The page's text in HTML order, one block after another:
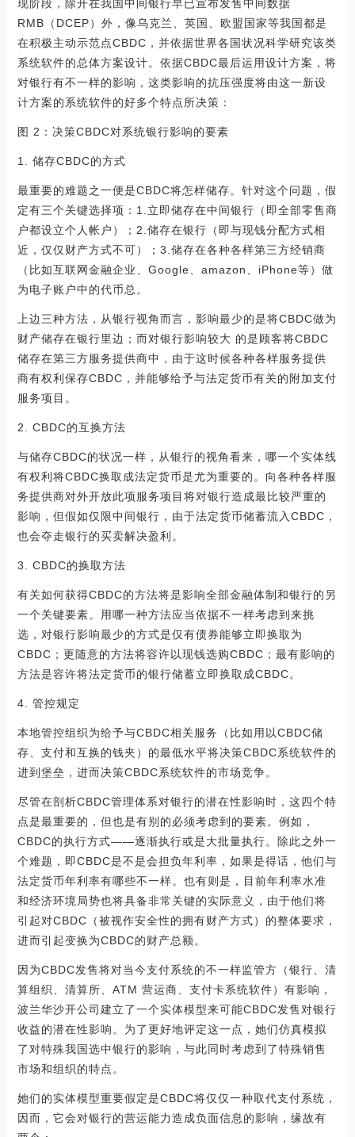
现阶段，除开在我国中间银行早已宣布发售中间数据
RMB（DCEP）外，像乌克兰、英国、欧盟国家等我国都是
在积极主动示范点CBDC，并依据世界各国状况科学研究该类
系统软件的总体方案设计。依据CBDC最后运用设计方案，将
对银行有不一样的影响，这类影响的抗压强度将由这一新设
计方案的系统软件的好多个特点所决策：
图 2：决策CBDC对系统银行影响的要素
1. 储存CBDC的方式
最重要的难题之一便是CBDC将怎样储存。针对这个问题，假
定有三个关键选择项：1.立即储存在中间银行（即全部零售商
户都设立个人帐户）；2.储存在银行（即与现钱分配方式相
近，仅仅财产方式不可）；3.储存在各种各样第三方经销商
（比如互联网金融企业、Google、amazon、iPhone等）做
为电子账户中的代币总。
上边三种方法，从银行视角而言，影响最少的是将CBDC做为
财产储存在银行里边；而对银行影响较大 的是顾客将CBDC
储存在第三方服务提供商中，由于这时候各种各样服务提供
商有权利保存CBDC，并能够给予与法定货币有关的附加支付
服务项目。
2. CBDC的互换方法
与储存CBDC的状况一样，从银行的视角看来，哪一个实体线
有权利将CBDC换取成法定货币是尤为重要的。向各种各样服
务提供商对外开放此项服务项目将对银行造成最比较严重的
影响，但假如仅限中间银行，由于法定货币储蓄流入CBDC，
也会夺走银行的买卖解决盈利。
3. CBDC的换取方法
有关如何获得CBDC的方法将是影响全部金融体制和银行的另
一个关键要素。用哪一种方法应当依据不一样考虑到来挑
选，对银行影响最少的方式是仅有债券能够立即换取为
CBDC；更随意的方法将容许以现钱选购CBDC；最有影响的
方法是容许将法定货币的银行储蓄立即换取成CBDC。
4. 管控规定
本地管控组织为给予与CBDC相关服务（比如用以CBDC储
存、支付和互换的钱夹）的最低水平将决策CBDC系统软件的
进到堡垒，进而决策CBDC系统软件的市场竞争。
尽管在剖析CBDC管理体系对银行的潜在性影响时，这四个特
点是最重要的，但也是有别的必须考虑到的要素。例如，
CBDC的执行方式——逐渐执行或是大批量执行。除此之外一
个难题，即CBDC是不是会担负年利率，如果是得话，他们与
法定货币年利率有哪些不一样。也有则是，目前年利率水准
和经济环境局势也将具备非常关键的实际意义，由于他们将
引起对CBDC（被视作安全性的拥有财产方式）的整体要求，
进而引起变换为CBDC的财产总额。
因为CBDC发售将对当今支付系统的不一样监管方（银行、清
算组织、清算所、ATM 营运商、支付卡系统软件）有影响，
波兰华沙开公司建立了一个实体模型来可能CBDC发售对银行
收益的潜在性影响。为了更好地评定这一点，她们仿真模拟
了对特殊我国选中银行的影响，与此同时考虑到了特殊销售
市场和组织的特点。
她们的实体模型重要假定是CBDC将仅仅一种取代支付系统，
因而，它会对银行的营运能力造成负面信息的影响，缘故有